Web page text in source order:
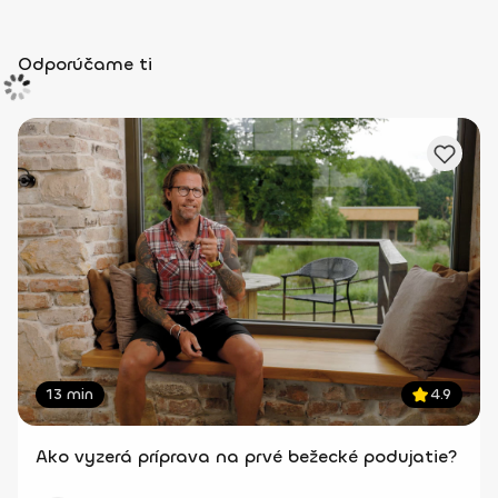
Odporúčame ti
13 min 4.9
Ako vyzerá príprava na prvé bežecké podujatie?